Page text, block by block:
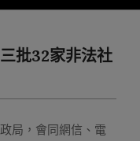
批32家非法社
局，會同網信、電